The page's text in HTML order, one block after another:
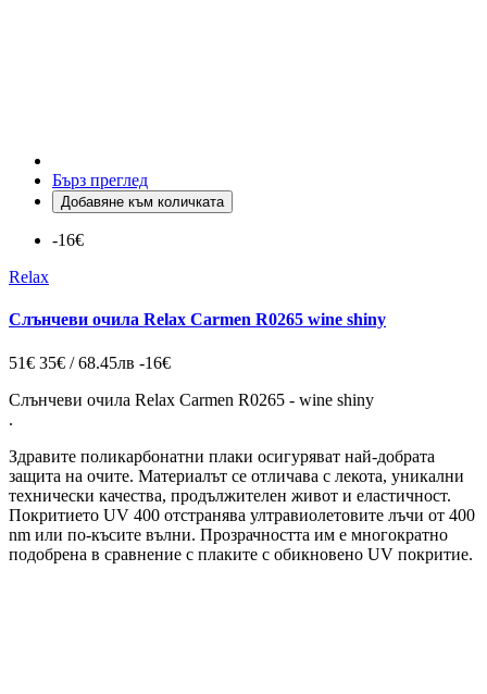
Бърз преглед
Добавяне към количката
-16€
Relax
Слънчеви очила Relax Carmen R0265 wine shiny
51€ 35€ / 68.45лв -16€
Слънчеви очила Relax Carmen R0265 - wine shiny
.
Здравите поликарбонатни плаки осигуряват най-добрата
защита на очите. Материалът се отличава с лекота, уникални
технически качества, продължителен живот и еластичност.
Покритието UV 400 отстранява ултравиолетовите лъчи от 400
nm или по-късите вълни. Прозрачността им е многократно
подобрена в сравнение с плаките с обикновено UV покритие.